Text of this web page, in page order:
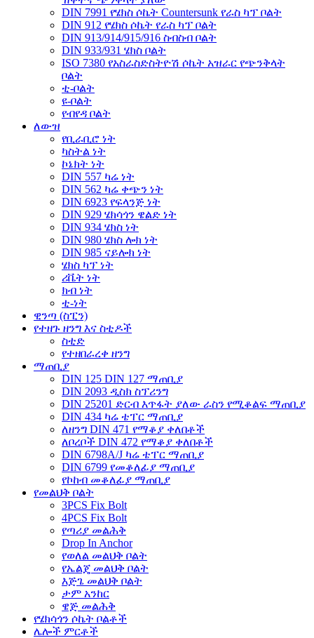
DIN 7991 የሄክስ ሶኬት Countersunk የራስ ካፕ ቦልት
DIN 912 የሄክስ ሶኬት የራስ ካፕ ቦልት
DIN 913/914/915/916 ስብስብ ቦልት
DIN 933/931 ሄክስ ቦልት
ISO 7380 የአስራስድስትዮሽ ሶኬት አዝራር የጭንቅላት
ቦልት
ቲ-ቦልት
ዩ-ቦልት
የብየዳ ቦልት
ለውዝ
የቢራቢሮ ነት
ካስትል ነት
ኮኔክት ነት
DIN 557 ካሬ ነት
DIN 562 ካሬ ቀጭን ነት
DIN 6923 የፍላንጅ ነት
DIN 929 ሄክሳጎን ዌልድ ነት
DIN 934 ሄክስ ነት
DIN 980 ሄክስ ሎክ ነት
DIN 985 ናይሎክ ነት
ሄክስ ካፕ ነት
ሪቬት ነት
ክብ ነት
ቲ-ነት
ዊንጣ (ስፒን)
የተዘጉ ዘንግ እና ስቲዶች
ስቲድ
የተዘበራረቀ ዘንግ
ማጠቢያ
DIN 125 DIN 127 ማጠቢያ
DIN 2093 ዲስክ ስፕሪንግ
DIN 25201 ድርብ እጥፋት ያለው ራስን የሚቆልፍ ማጠቢያ
DIN 434 ካሬ ቴፐር ማጠቢያ
ለዘንግ DIN 471 የማቆያ ቀለበቶች
ለቦረቦች DIN 472 የማቆያ ቀለበቶች
DIN 6798A/J ካሬ ቴፐር ማጠቢያ
DIN 6799 የመቆለፊያ ማጠቢያ
የኮከብ መቆለፊያ ማጠቢያ
የመልህቅ ቦልት
3PCS Fix Bolt
4PCS Fix Bolt
የጣሪያ መልሕቅ
Drop In Anchor
የወለል መልህቅ ቦልት
የኤልጄ መልህቅ ቦልት
እጅጌ መልህቅ ቦልት
ታም አንከር
ዌጅ መልሕቅ
የሄክሳጎን ሶኬት ቦልቶች
ሌሎች ምርቶች